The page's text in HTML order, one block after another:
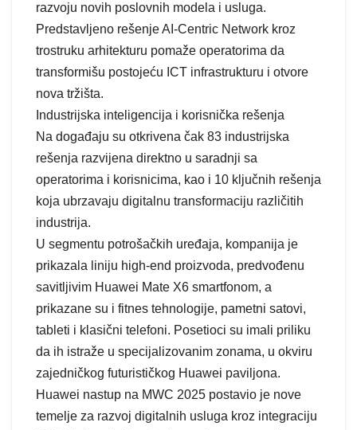
razvoju novih poslovnih modela i usluga.
Predstavljeno rešenje AI-Centric Network kroz
trostruku arhitekturu pomaže operatorima da
transformišu postojeću ICT infrastrukturu i otvore
nova tržišta.
Industrijska inteligencija i korisnička rešenja
Na događaju su otkrivena čak 83 industrijska
rešenja razvijena direktno u saradnji sa
operatorima i korisnicima, kao i 10 ključnih rešenja
koja ubrzavaju digitalnu transformaciju različitih
industrija.
U segmentu potrošačkih uređaja, kompanija je
prikazala liniju high-end proizvoda, predvođenu
savitljivim Huawei Mate X6 smartfonom, a
prikazane su i fitnes tehnologije, pametni satovi,
tableti i klasični telefoni. Posetioci su imali priliku
da ih istraže u specijalizovanim zonama, u okviru
zajedničkog futurističkog Huawei paviljona.
Huawei nastup na MWC 2025 postavio je nove
temelje za razvoj digitalnih usluga kroz integraciju